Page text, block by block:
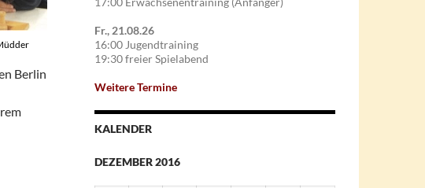
Berlin
Fr., 21.08.26
16:00 Jugendtraining
19:30 freier Spielabend
Weitere Termine
KALENDER
DEZEMBER 2016